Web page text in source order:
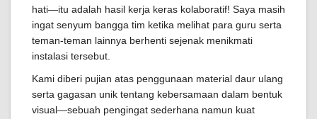
hati—itu adalah hasil kerja keras kolaboratif! Saya masih
ingat senyum bangga tim ketika melihat para guru serta
teman-teman lainnya berhenti sejenak menikmati
instalasi tersebut.
Kami diberi pujian atas penggunaan material daur ulang
serta gagasan unik tentang kebersamaan dalam bentuk
visual—sebuah pengingat sederhana namun kuat